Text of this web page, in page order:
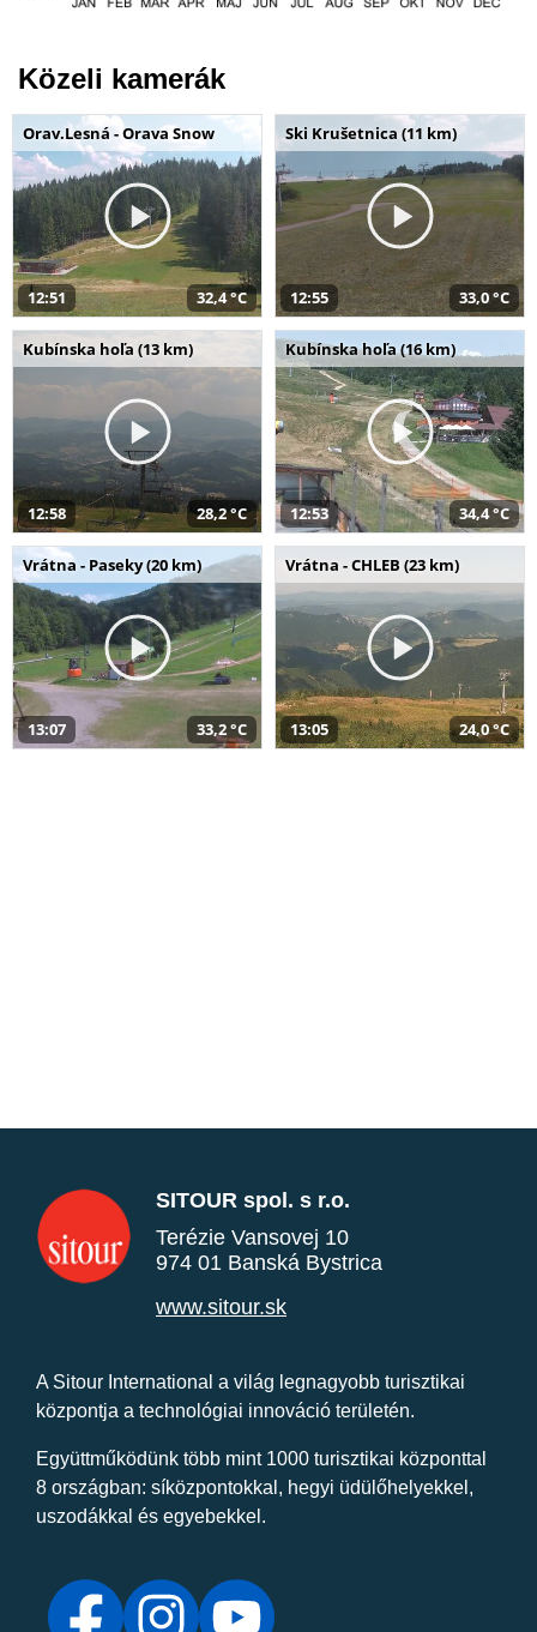
Közeli kamerák
Orav.Lesná - Orava Snow
12:51 32,4 °C
Ski Krušetnica (11 km)
12:55 33,0 °C
Kubínska hoľa (13 km)
12:58 28,2 °C
Kubínska hoľa (16 km)
12:53 34,4 °C
Vrátna - Paseky (20 km)
13:07 33,2 °C
Vrátna - CHLEB (23 km)
13:05 24,0 °C
SITOUR spol. s r.o.
Terézie Vansovej 10
974 01 Banská Bystrica
www.sitour.sk
A Sitour International a világ legnagyobb turisztikai
központja a technológiai innováció területén.
Együttműködünk több mint 1000 turisztikai központtal
8 országban: síközpontokkal, hegyi üdülőhelyekkel,
uszodákkal és egyebekkel.